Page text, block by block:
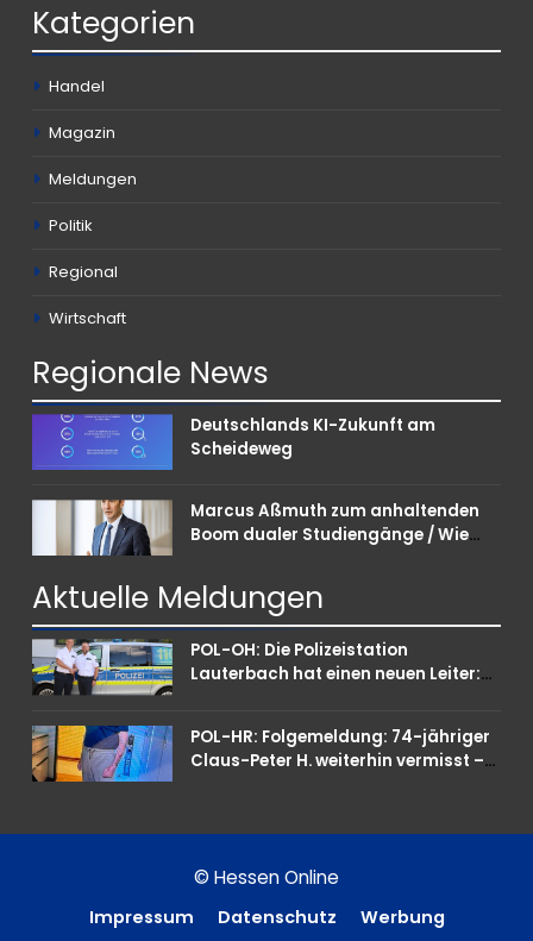
Kategorien
Handel
Magazin
Meldungen
Politik
Regional
Wirtschaft
Regionale News
Deutschlands KI-Zukunft am
Scheideweg
Marcus Aßmuth zum anhaltenden
Boom dualer Studiengänge / Wie
punkten können
Aktuelle Meldungen
POL-OH: Die Polizeistation
Lauterbach hat einen neuen Leiter:
POL-HR: Folgemeldung: 74-jähriger
Claus-Peter H. weiterhin vermisst –
© Hessen Online
Impressum Datenschutz Werbung